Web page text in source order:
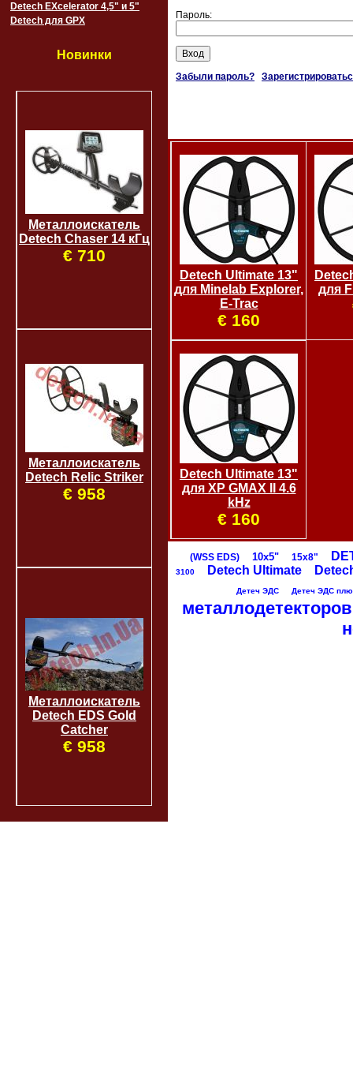
Detech EXcelerator 4,5" и 5"
Detech для GPX
Новинки
Металлоискатель
Detech Chaser 14 кГц
€ 710
Металлоискатель
Detech Relic Striker
€ 958
Металлоискатель
Detech EDS Gold
Catcher
€ 958
Пароль:
Забыли пароль?
Detech Ultimate 13"
для Minelab Explorer,
E-Trac
€ 160
для
Detech Ultimate 13"
для XP GMAX II 4.6
kHz
€ 160
(WSS EDS) 10х5" 15х8"
3100 Detech Ultimate
Детеч ЭДС Детеч ЭДС
металлодетекторов